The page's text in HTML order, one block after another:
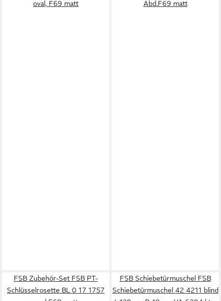
oval, F69 matt Abd.F69 matt
FSB Zubehör-Set FSB PT-
Schlüsselrosette BL 0 17 1757
FSB Schiebetürmuschel FSB
Schiebetürmuschel 42 4211 blind